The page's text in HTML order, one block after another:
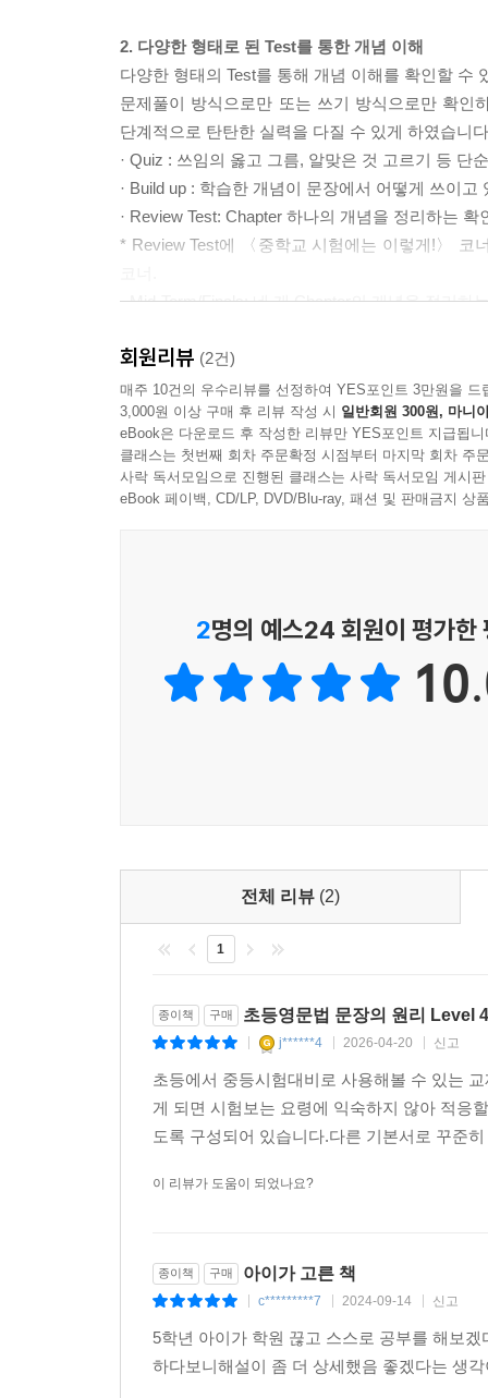
2. 다양한 형태로 된 Test를 통한 개념 이해
다양한 형태의 Test를 통해 개념 이해를 확인할 수
문제풀이 방식으로만 또는 쓰기 방식으로만 확인
단계적으로 탄탄한 실력을 다질 수 있게 하였습니
· Quiz : 쓰임의 옳고 그름, 알맞은 것 고르기 등 단
· Build up : 학습한 개념이 문장에서 어떻게 쓰이
· Review Test: Chapter 하나의 개념을 정리하는 확
* Review Test에 〈중학교 시험에는 이렇게!〉 코
· Mid-Term/Finals: 네 개 Chapter의 개념을 정리하
3. (+ 워크북) 단계적 쓰기 연습
본책에서 이해한 문장의 원리들을 실제 영어 문장
〈원리 이해 확인 문제, 틀린 곳 고쳐 쓰기, 빈칸
학습한 문장의 각 원리들이 영어 문장 쓰기로 자
및 확장될 것입니다.
어휘 학습이 되지 않게 하였습니다.
· Word Review: 각 chapter 별 주요 어휘를 한눈
〈영단어 쓰기/ 우리말 쓰기〉 의 두 가지 형태로
회원리뷰 (2건)
매주 10건의 우수리뷰를 선정하여 YES포인트 3만원을 드
3,000원 이상 구매 후 리뷰 작성 시 일반회원 300원, 마니
eBook은 다운로드 후 작성한 리뷰만 YES포인트 지급됩니
클래스는 첫번째 회차 주문확정 시점부터 마지막 회차 주
사락 독서모임으로 진행된 클래스는 사락 독서모임 게시
eBook 페이백, CD/LP, DVD/Blu-ray, 패션 및 판매금지 상
2명의 예스24 회원이 평가한
전체 리뷰 (2)
1
종이책 구매 초등영문법 문장의 원리 Level 4
j******4 2026-04-20 신고
초등에서 중등시험대비로 사용해볼 수 있는
게 되면 시험보는 요령에 익숙하지 않아 적응
도록 구성되어 있습니다.다른 기본서로 꾸준
이 리뷰가 도움이 되었나요?
종이책 구매 아이가 고른 책
c*********7 2024-09-14 신고
5학년 아이가 학원 끊고 스스로 공부를 해보
하다보니해설이 좀 더 상세했음 좋겠다는 생